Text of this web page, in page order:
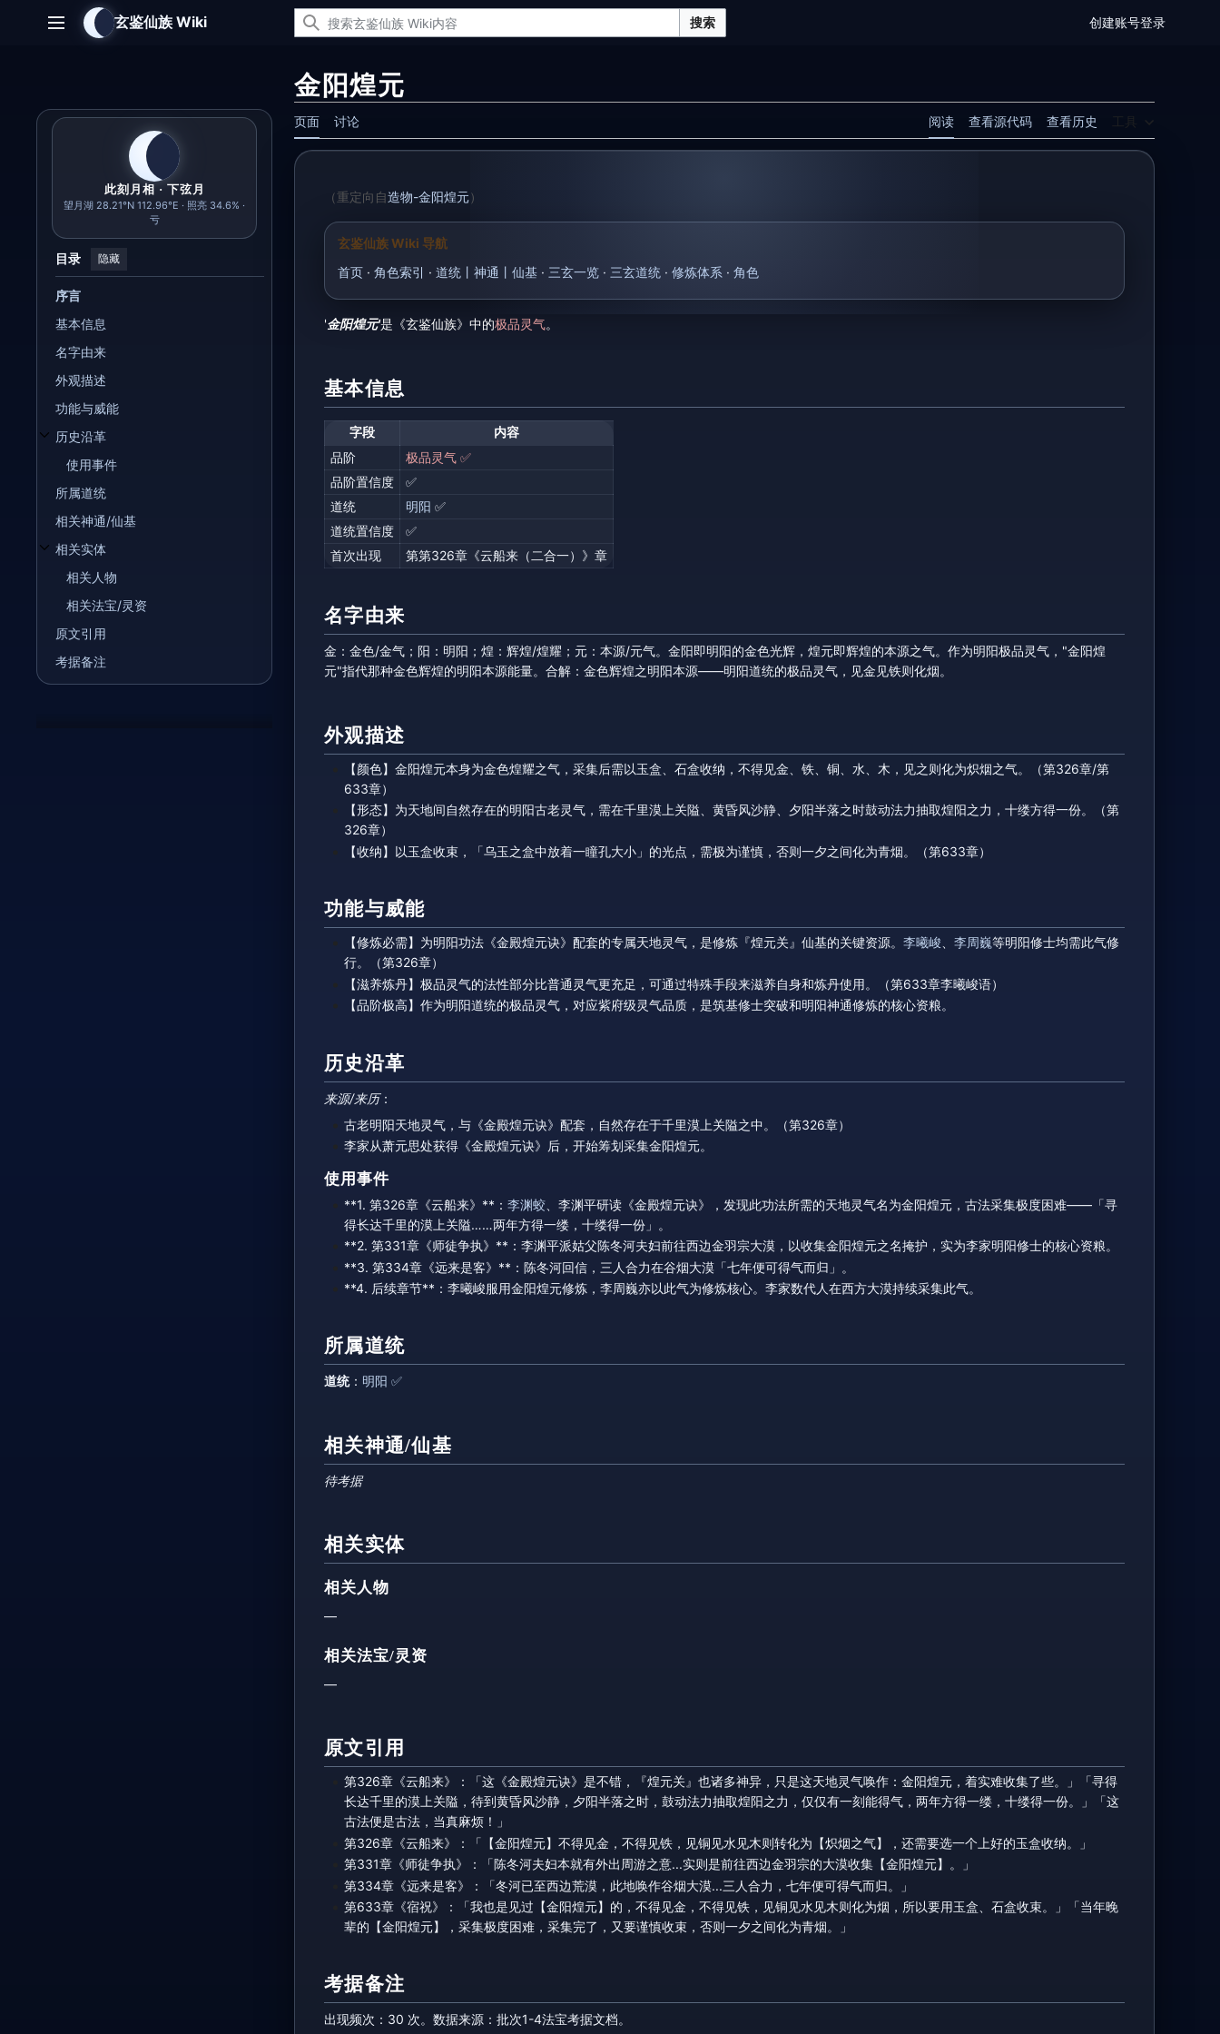
主菜单 玄鉴仙族 Wiki 搜索 创建账号登录
此刻月相 · 下弦月
望月湖 28.21°N 112.96°E · 照亮 34.6% ·
亏
目录 隐藏
序言
基本信息
名字由来
外观描述
功能与威能
历史沿革
开关历史沿革子章节
使用事件
所属道统
相关神通/仙基
相关实体
开关相关实体子章节
相关人物
相关法宝/灵资
原文引用
考据备注
金阳煌元
页面 讨论 阅读 查看源代码 查看历史 工具
（重定向自造物-金阳煌元）
玄鉴仙族 Wiki 导航
首页 · 角色索引 · 道统丨神通丨仙基 · 三玄一览 · 三玄道统 · 修炼体系 · 角色
'金阳煌元'是《玄鉴仙族》中的极品灵气。
基本信息
字段 内容
品阶
极品灵气 ✅
品阶置信度
✅
道统
明阳 ✅
道统置信度
✅
首次出现
第第326章《云船来（二合一）》章
名字由来
金：金色/金气；阳：明阳；煌：辉煌/煌耀；元：本源/元气。金阳即明阳的金色光辉，煌元即辉煌的本源之气。作为明阳极品灵气，"金阳煌
元"指代那种金色辉煌的明阳本源能量。合解：金色辉煌之明阳本源——明阳道统的极品灵气，见金见铁则化烟。
外观描述
【颜色】金阳煌元本身为金色煌耀之气，采集后需以玉盒、石盒收纳，不得见金、铁、铜、水、木，见之则化为炽烟之气。（第326章/第
633章）
【形态】为天地间自然存在的明阳古老灵气，需在千里漠上关隘、黄昏风沙静、夕阳半落之时鼓动法力抽取煌阳之力，十缕方得一份。（第
326章）
【收纳】以玉盒收束，「乌玉之盒中放着一瞳孔大小」的光点，需极为谨慎，否则一夕之间化为青烟。（第633章）
功能与威能
【修炼必需】为明阳功法《金殿煌元诀》配套的专属天地灵气，是修炼『煌元关』仙基的关键资源。李曦峻 、李周巍等明阳修士均需此气修
行。（第326章）
【滋养炼丹】极品灵气的法性部分比普通灵气更充足，可通过特殊手段来滋养自身和炼丹使用。（第633章李曦峻语）
【品阶极高】作为明阳道统的极品灵气，对应紫府级灵气品质，是筑基修士突破和明阳神通修炼的核心资粮。
历史沿革
来源/来历：
古老明阳天地灵气，与《金殿煌元诀》配套，自然存在于千里漠上关隘之中。（第326章）
李家从萧元思处获得《金殿煌元诀》后，开始筹划采集金阳煌元。
使用事件
**1. 第326章《云船来》**：李渊蛟 、李渊平研读《金殿煌元诀》，发现此功法所需的天地灵气名为金阳煌元，古法采集极度困难——「寻
得长达千里的漠上关隘……两年方得一缕，十缕得一份」。
**2. 第331章《师徒争执》**：李渊平派姑父陈冬河夫妇前往西边金羽宗大漠，以收集金阳煌元之名掩护，实为李家明阳修士的核心资粮。
**3. 第334章《远来是客》**：陈冬河回信，三人合力在谷烟大漠「七年便可得气而归」。
**4. 后续章节**：李曦峻服用金阳煌元修炼，李周巍亦以此气为修炼核心。李家数代人在西方大漠持续采集此气。
所属道统
道统： 明阳 ✅
相关神通/仙基
待考据
相关实体
相关人物
—
相关法宝/灵资
—
原文引用
第326章《云船来》：「这《金殿煌元诀》是不错，『煌元关』也诸多神异，只是这天地灵气唤作：金阳煌元，着实难收集了些。」「寻得
长达千里的漠上关隘，待到黄昏风沙静，夕阳半落之时，鼓动法力抽取煌阳之力，仅仅有一刻能得气，两年方得一缕，十缕得一份。」「这
古法便是古法，当真麻烦！」
第326章《云船来》：「【金阳煌元】不得见金，不得见铁，见铜见水见木则转化为【炽烟之气】，还需要选一个上好的玉盒收纳。」
第331章《师徒争执》：「陈冬河夫妇本就有外出周游之意...实则是前往西边金羽宗的大漠收集【金阳煌元】。」
第334章《远来是客》：「冬河已至西边荒漠，此地唤作谷烟大漠...三人合力，七年便可得气而归。」
第633章《宿祝》：「我也是见过【金阳煌元】的，不得见金，不得见铁，见铜见水见木则化为烟，所以要用玉盒、石盒收束。」「当年晚
辈的【金阳煌元】，采集极度困难，采集完了，又要谨慎收束，否则一夕之间化为青烟。」
考据备注
出现频次：30 次。数据来源：批次1-4法宝考据文档。